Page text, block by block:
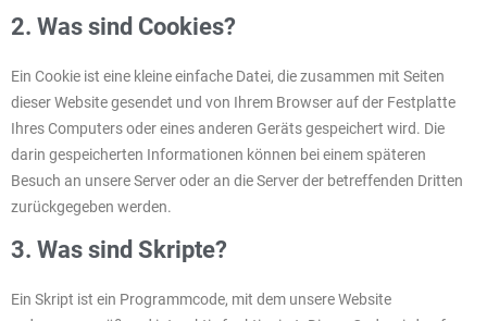
2. Was sind Cookies?
Ein Cookie ist eine kleine einfache Datei, die zusammen mit Seiten
dieser Website gesendet und von Ihrem Browser auf der Festplatte
Ihres Computers oder eines anderen Geräts gespeichert wird. Die
darin gespeicherten Informationen können bei einem späteren
Besuch an unsere Server oder an die Server der betreffenden Dritten
zurückgegeben werden.
3. Was sind Skripte?
Ein Skript ist ein Programmcode, mit dem unsere Website